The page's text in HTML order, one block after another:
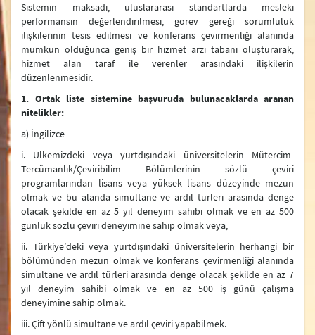
Bilgi Edinme ve Diğer Başvurular
Koronavirüs Salgını Sürecindeki Rol Ve Vizyonumuz
Bilgi Güvenliği Yönetim Sistemi Politikası
Dışişleri Bakanlığı Stratejik Planı
Mali Tablolar
Mali Durum Raporları
İdare Faaliyet Raporu
Sistemin maksadı, uluslararası standartlarda mesleki
performansın değerlendirilmesi, görev gereği sorumluluk
ilişkilerinin tesis edilmesi ve konferans çevirmenliği alanında
mümkün olduğunca geniş bir hizmet arzı tabanı oluşturarak,
hizmet alan taraf ile verenler arasındaki ilişkilerin
düzenlenmesidir.
1. Ortak liste sistemine başvuruda bulunacaklarda aranan
nitelikler:
a) İngilizce
i. Ülkemizdeki veya yurtdışındaki üniversitelerin Mütercim-
Tercümanlık/Çeviribilim Bölümlerinin sözlü çeviri
programlarından lisans veya yüksek lisans düzeyinde mezun
olmak ve bu alanda simultane ve ardıl türleri arasında denge
olacak şekilde en az 5 yıl deneyim sahibi olmak ve en az 500
günlük sözlü çeviri deneyimine sahip olmak veya,
ii. Türkiye’deki veya yurtdışındaki üniversitelerin herhangi bir
bölümünden mezun olmak ve konferans çevirmenliği alanında
simultane ve ardıl türleri arasında denge olacak şekilde en az 7
yıl deneyim sahibi olmak ve en az 500 iş günü çalışma
deneyimine sahip olmak.
iii. Çift yönlü simultane ve ardıl çeviri yapabilmek.